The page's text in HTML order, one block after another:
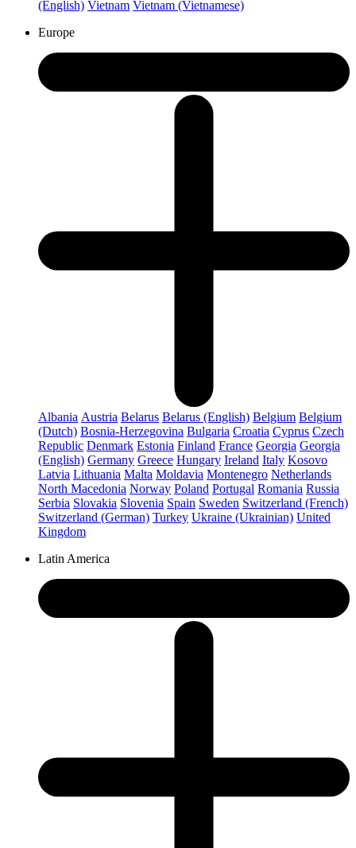
(English) Vietnam Vietnam (Vietnamese)
Europe
Albania Austria Belarus Belarus (English) Belgium Belgium
(Dutch) Bosnia-Herzegovina Bulgaria Croatia Cyprus Czech
Republic Denmark Estonia Finland France Georgia Georgia
(English) Germany Greece Hungary Ireland Italy Kosovo
Latvia Lithuania Malta Moldavia Montenegro Netherlands
North Macedonia Norway Poland Portugal Romania Russia
Serbia Slovakia Slovenia Spain Sweden Switzerland (French)
Switzerland (German) Turkey Ukraine (Ukrainian) United
Kingdom
Latin America